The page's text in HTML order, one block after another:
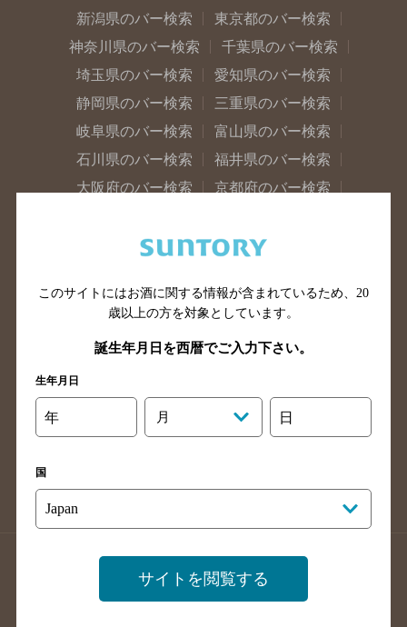
新潟県のバー検索
東京都のバー検索
神奈川県のバー検索
千葉県のバー検索
埼玉県のバー検索
愛知県のバー検索
静岡県のバー検索
三重県のバー検索
岐阜県のバー検索
富山県のバー検索
石川県のバー検索
福井県のバー検索
大阪府のバー検索
京都府のバー検索
滋賀県のバー検索
和歌山県のバー検索
山口県のバー検索
鳥取県のバー検索
香川県のバー検索
愛媛県のバー検索
高知県のバー検索
長崎県のバー検索
佐賀県のバー検索
大分県のバー検索
熊本県のバー検索
このサイトにはお酒に関する情報が含まれているため、 20
歳以上の方を対象としています。
誕生年月日を西暦でご入力下さい。
生年月日
年 月 日
国
サイトを閲覧する